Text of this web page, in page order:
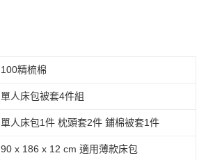
100精梳棉
單人床包被套4件組
單人床包1件 枕頭套2件 鋪棉被套1件
90 x 186 x 12 cm 適用薄款床包